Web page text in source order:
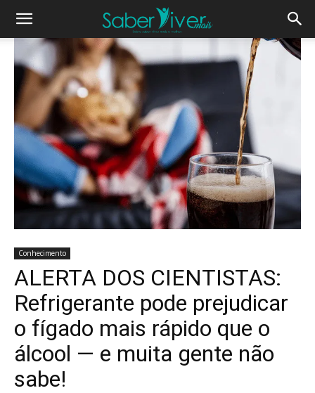
Conhecimento
ALERTA DOS CIENTISTAS:
Refrigerante pode prejudicar
o fígado mais rápido que o
álcool — e muita gente não
sabe!